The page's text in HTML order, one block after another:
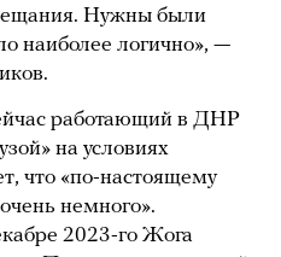
Нужны были
наиболее логично», —
работающий в ДНР
на условиях
что «по-настоящему
немного».
2023-го Жога